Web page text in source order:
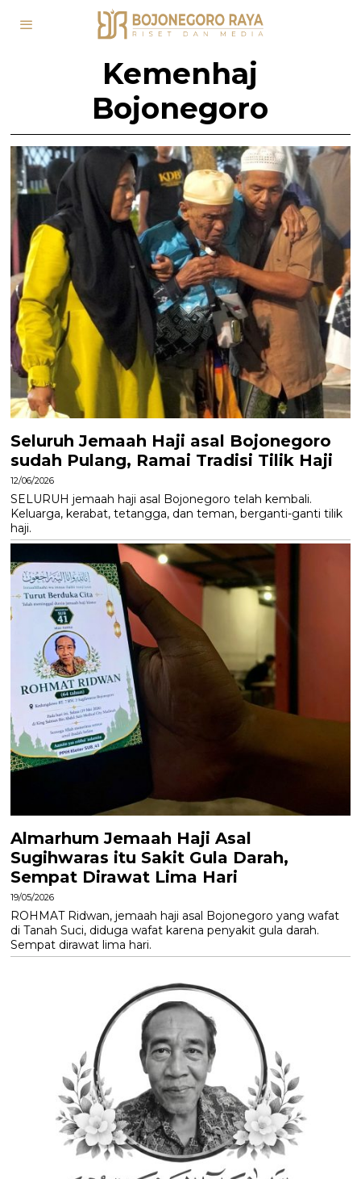
Kemenhaj
Bojonegoro
Seluruh Jemaah Haji asal Bojonegoro
sudah Pulang, Ramai Tradisi Tilik Haji
12/06/2026
SELURUH jemaah haji asal Bojonegoro telah kembali.
Keluarga, kerabat, tetangga, dan teman, berganti-ganti tilik
haji.
Almarhum Jemaah Haji Asal
Sugihwaras itu Sakit Gula Darah,
Sempat Dirawat Lima Hari
19/05/2026
ROHMAT Ridwan, jemaah haji asal Bojonegoro yang wafat
di Tanah Suci, diduga wafat karena penyakit gula darah.
Sempat dirawat lima hari.